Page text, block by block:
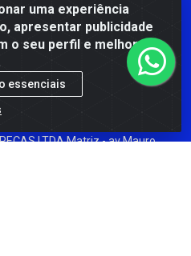
uma experiência
apresentar publicidade
o seu perfil e melhorar a
essenciais
Pagamento
LTDA Matriz - av Mauro